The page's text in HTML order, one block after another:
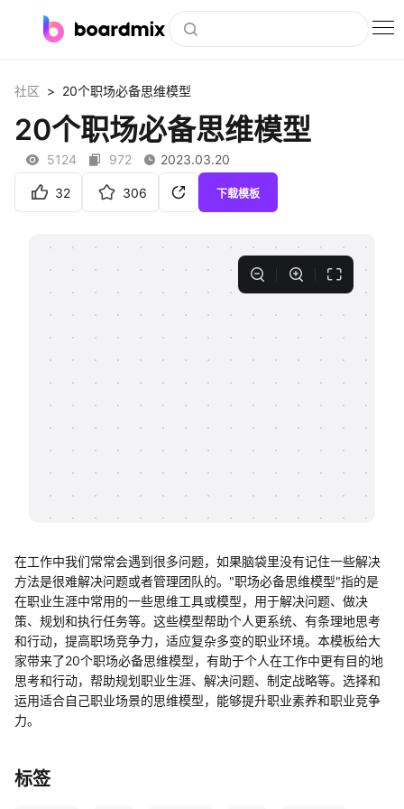
社区资源
下载
会员
私有化部署
支持
帮助中心
社区 > 20个职场必备思维模型
20个职场必备思维模型
5124 972 2023.03.20
32 306 下载模板
在工作中我们常常会遇到很多问题，如果脑袋里没有记住一些解决
方法是很难解决问题或者管理团队的。"职场必备思维模型"指的是
在职业生涯中常用的一些思维工具或模型，用于解决问题、做决
策、规划和执行任务等。这些模型帮助个人更系统、有条理地思考
和行动，提高职场竞争力，适应复杂多变的职业环境。本模板给大
家带来了20个职场必备思维模型，有助于个人在工作中更有目的地
思考和行动，帮助规划职业生涯、解决问题、制定战略等。选择和
运用适合自己职业场景的思维模型，能够提升职业素养和职业竞争
力。
标签